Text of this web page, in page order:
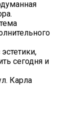
сегодня и
Карла